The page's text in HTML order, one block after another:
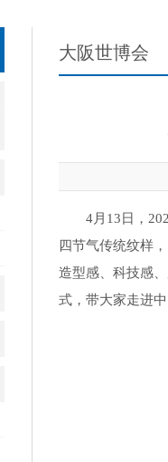
大阪世博会
4月13日，
四节气传统纹样
造型感、科技感
式，带大家走进